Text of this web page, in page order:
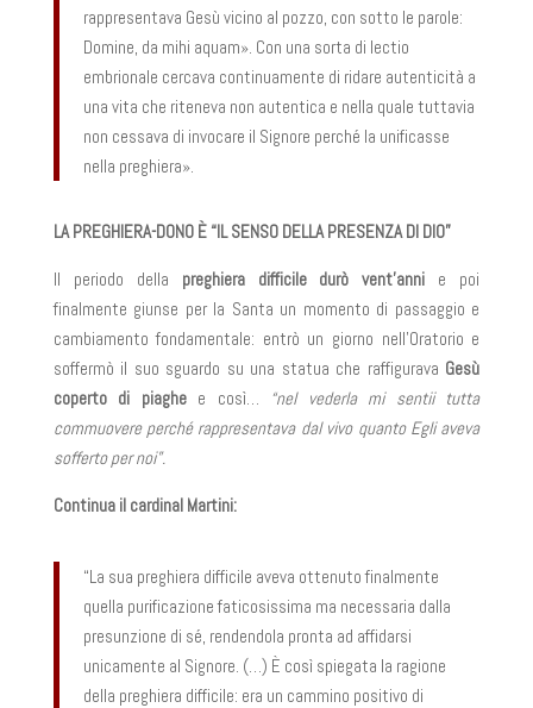
rappresentava Gesù vicino al pozzo, con sotto le parole:
Domine, da mihi aquam». Con una sorta di lectio
embrionale cercava continuamente di ridare autenticità a
una vita che riteneva non autentica e nella quale tuttavia
non cessava di invocare il Signore perché la unificasse
nella preghiera».
LA PREGHIERA-DONO È “IL SENSO DELLA PRESENZA DI DIO”
Il periodo della preghiera difficile durò vent’anni e poi
finalmente giunse per la Santa un momento di passaggio e
cambiamento fondamentale: entrò un giorno nell’Oratorio e
soffermò il suo sguardo su una statua che raffigurava Gesù
coperto di piaghee così… “nel vederla mi sentii tutta
commuovere perché rappresentava dal vivo quanto Egli aveva
sofferto per noi”.
Continua il cardinal Martini:
“La sua preghiera difficile aveva ottenuto finalmente
quella purificazione faticosissima ma necessaria dalla
presunzione di sé, rendendola pronta ad affidarsi
unicamente al Signore. (…) È così spiegata la ragione
della preghiera difficile: era un cammino positivo di